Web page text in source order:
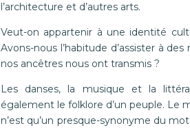
l’architecture et d’autres arts.
Veut-on appartenir à une identité
Avons-nous l’habitude d’assister à
nos ancêtres nous ont transmis ?
Les danses, la musique et la
également le folklore d’un peuple. Le
n’est qu’un presque-synonyme du